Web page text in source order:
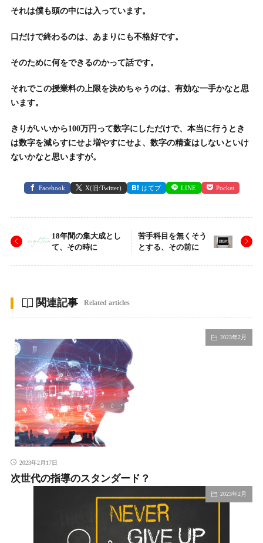
それは僕も頭の中には入っています。
口だけで終わるのは、あまりにも不格好です。
そのために何をできるのかって話です。
それでこの授業料の上限を決めちゃうのは、有効な一手かなと思
います。
きりがいいから100万円って数字にしただけで、本当に行うとき
は数字を減らすにせよ増やすにせよ、数字の精査はしないといけ
ないかなと思いますが。
Facebook X(旧:Twitter) はてブ LINE Pocket
18年間の集大成とし
て、その時に
苦手科目を無くそう
とする、その前に
関連記事 Related articles
2023年2月
2023年2月17日
次世代の指導のスタンダード？
2023年2月